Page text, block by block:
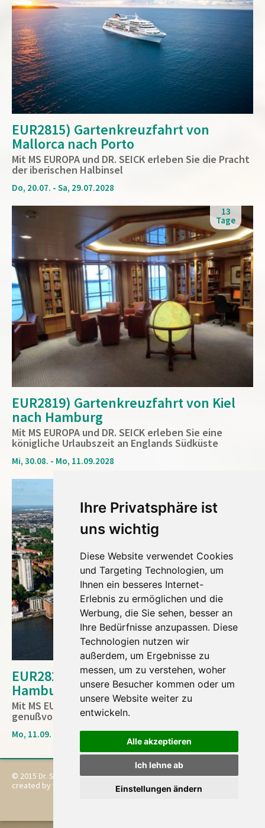
Ihre Privatsphäre ist
uns wichtig
Diese Website verwendet Cookies
und Targeting Technologien, um
Ihnen ein besseres Internet-
Erlebnis zu ermöglichen und die
Werbung, die Sie sehen, besser an
Ihre Bedürfnisse anzupassen. Diese
Technologien nutzen wir
außerdem, um Ergebnisse zu
messen, um zu verstehen, woher
unsere Besucher kommen oder um
unsere Website weiter zu
entwickeln.
Alle akzeptieren
Ich lehne ab
Einstellungen ändern
EUR2815) Gartenkreuzfahrt von
Mallorca nach Porto
Mit MS EUROPA und DR. SEICK erleben Sie die Pracht
der iberischen Halbinsel
Do, 20.07. - Sa, 29.07.2028
13
Tage
EUR2819) Gartenkreuzfahrt von Kiel
nach Hamburg
Mit MS EUROPA und DR. SEICK erleben Sie eine
königliche Urlaubszeit an Englands Südküste
Mi, 30.08. - Mo, 11.09.2028
EUR2820) Gartenkreuzfahrt von
Hamburg nach Hamburg
Mit MS EUROPA und DR. SEICK erleben Sie einen
genußvollen britischen Sommerausklang
Mo, 11.09. - Mi, 27.09.2028
Impressum
Reisebedingungen
© 2015 Dr. Seick Kultur- und Gartenreisen
created by vistabus